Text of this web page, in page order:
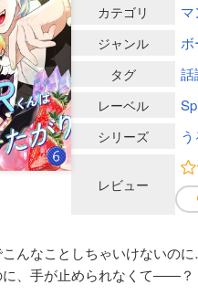
カテゴリ
ジャンル
タグ 話
レーベル
シリーズ
レビュー
こんなことしちゃいけないのに
に、手が止められなくて――？